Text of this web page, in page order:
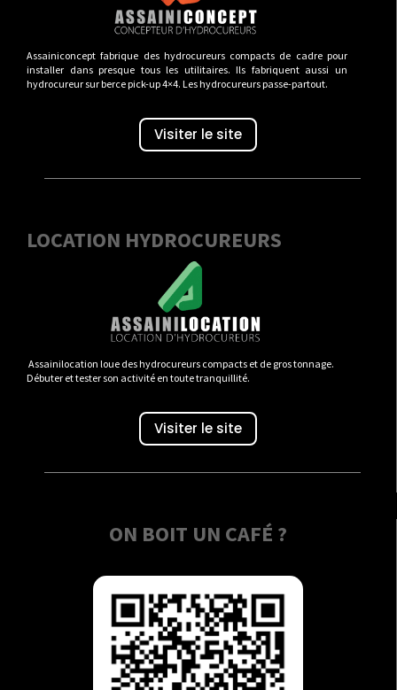
Assainiconcept fabrique des hydrocureurs compacts de cadre pour
installer dans presque tous les utilitaires. Ils fabriquent aussi un
hydrocureur sur berce pick-up 4×4. Les hydrocureurs passe-partout.
Visiter le site
LOCATION HYDROCUREURS
Assainilocation loue des hydrocureurs compacts et de gros tonnage.
Débuter et tester son activité en toute tranquillité.
Visiter le site
ON BOIT UN CAFÉ ?